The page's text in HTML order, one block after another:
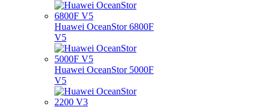
Huawei OceanStor 6800F
V5
Huawei OceanStor 5000F
V5